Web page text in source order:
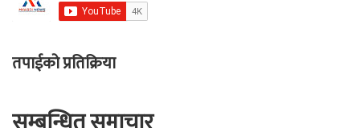
तपाईको प्रतिक्रिया